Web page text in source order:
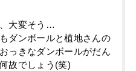
大変そう…
ダンボールと植地さんの
っきなダンボールがだん
故でしょう(笑)